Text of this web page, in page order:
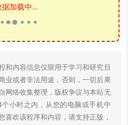
据加载中...
和内容信息仅限用于学习和研究目
业或者非法用途，否则，一切后果
网络收集整理，版权争议与本站无
小时之内，从您的电脑或手机中
喜欢该程序和内容，请支持正版，